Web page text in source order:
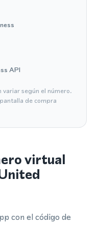
API
variar según el número.
de compra
virtual
con el código de